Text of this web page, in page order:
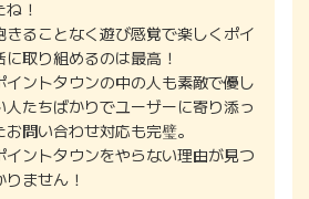
ね！
きることなく遊び感覚で楽しくポイ
に取り組めるのは最高！
イントタウンの中の人も素敵で優し
人たちばかりでユーザーに寄り添っ
お問い合わせ対応も完璧。
イントタウンをやらない理由が見つ
りません！